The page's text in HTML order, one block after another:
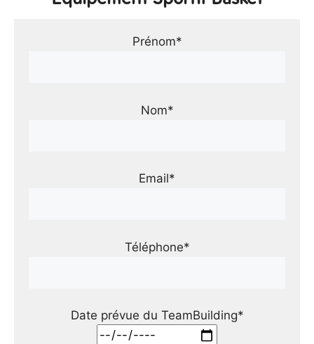
Prénom*
Nom*
Email*
Téléphone*
Date prévue du TeamBuilding*